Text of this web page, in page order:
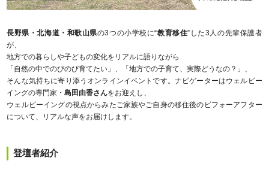
長野県・北海道 ・ 和歌山県の3つの小学校に“教育移住”した3人の先輩保護者
が、
地方での暮らしや子どもの変化をリアルに語りながら
「自然の中でのびのび育てたい」、「地方での子育て、実際どうなの？」、
そんな気持ちに寄り添うオンラインイベントです。ナビゲーターはウェルビー
イングの専門家・島田由香さんをお迎えし、
ウェルビーイングの視点からみたご家族やご自身の移住後のビフォーアフター
について、リアルな声をお届けします。
登壇者紹介